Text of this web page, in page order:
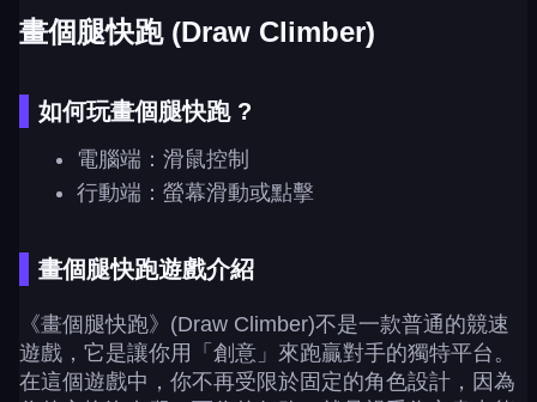
畫個腿快跑 (Draw Climber)
如何玩畫個腿快跑 ?
電腦端：滑鼠控制
行動端：螢幕滑動或點擊
畫個腿快跑遊戲介紹
《畫個腿快跑》(Draw Climber)不是一款普通的競速
遊戲，它是讓你用「創意」來跑贏對手的獨特平台。
在這個遊戲中，你不再受限於固定的角色設計，因為